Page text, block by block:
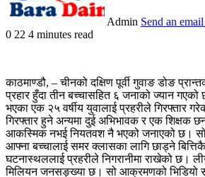
Admin Send an email
0 22 4 minutes read
काठमाण्डौ, – चीनको दक्षिण पूर्वी गुवाङ डोङ
प्रहार हुँदा तीन बच्चासहित ६ जनाको ज्यान
भएका एक २५ वर्षीय युवालाई प्रहरीले गिरफ्तार
गिरफ्तार हुने अन्यमा दुई अभिभावक र एक शिक्षक
आकस्मिक नभई नियतवश नै भएको जनाएको छ।
आफ्ना बच्चालाई समर क्लासका लागि छाड्ने
घटनास्थललाई प्रहरीले निगरानीमा राखेको छ।
मिलियन जनसङ्ख्या छ। सो आक्रमणको भिडियो